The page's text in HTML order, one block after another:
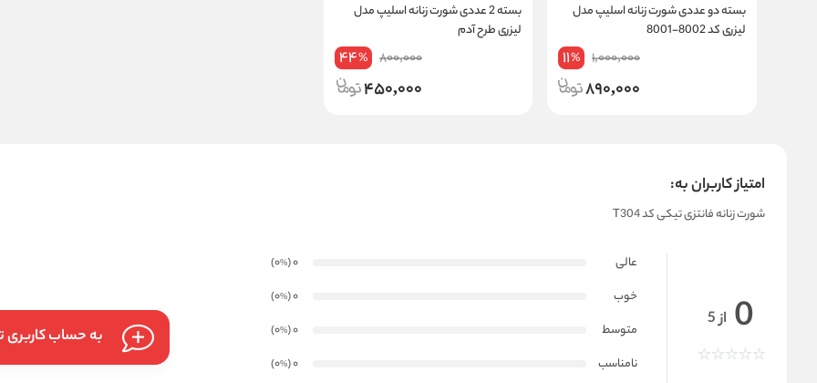
بسته دو عددی شورت زنانه اسلیپ مدل
لیزری کد 8002-8001
1,000,000
11%
890,000
بسته 2 عددی شورت زنانه اسلیپ مدل
لیزری طرح آدم
800,000
44%
450,000
امتیاز کاربران به:
شورت زنانه فانتزی تیکی کد T304
0 از 5
عالی 0
(0
%
)
خوب
0
(0
%
)
متوسط
0
(0
%
)
نامناسب
0
(0
%
)
به حساب کاربری